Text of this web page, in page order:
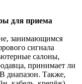
для приема
занимающимся
сигнала
салоны,
принимает ли
диапазон. Также,